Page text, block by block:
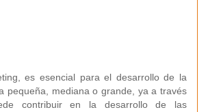
es esencial para el desarrollo de la
pequeña, mediana o grande, ya a través
contribuir en la desarrollo de las